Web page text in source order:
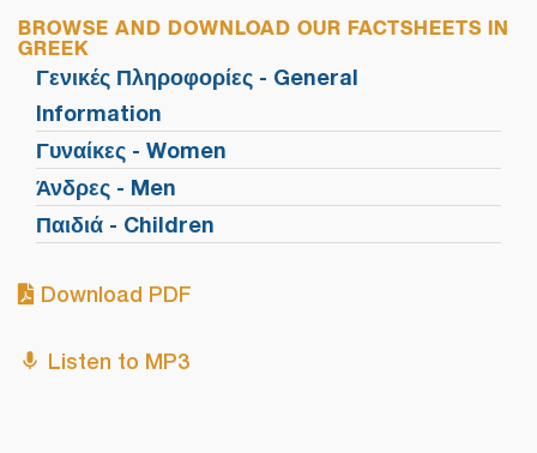
BROWSE AND DOWNLOAD OUR FACTSHEETS IN
GREEK
Γενικές Πληροφορίες - General
Information
Γυναίκες - Women
Άνδρες - Men
Παιδιά - Children
Download PDF
Listen to MP3